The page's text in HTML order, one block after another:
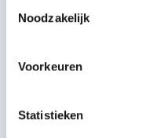
Noodzakelijk
Voorkeuren
Statistieken